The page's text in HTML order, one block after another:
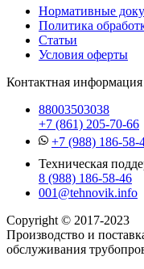
Нормативные
Политика
Статьи
Условия оферты
Контактная информация
88003503038
+7 (861) 205-70-66
+7 (988) 186-58-
Техническая
8 (988) 186-58-46
001@tehnovik.info
Copyright © 2017-2023
Производство и
обслуживания